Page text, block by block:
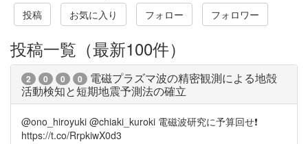
投稿 お気に入り フォロー フォロワー
投稿一覧（最新100件）
2 0 0 0
電磁プラズマ波の精密観測による地殻
活動検知と短期地震予測法の確立
@ono_hiroyuki @chiaki_kuroki 電磁波研究に予算回せ❗
https://t.co/RrpkiwX0d3